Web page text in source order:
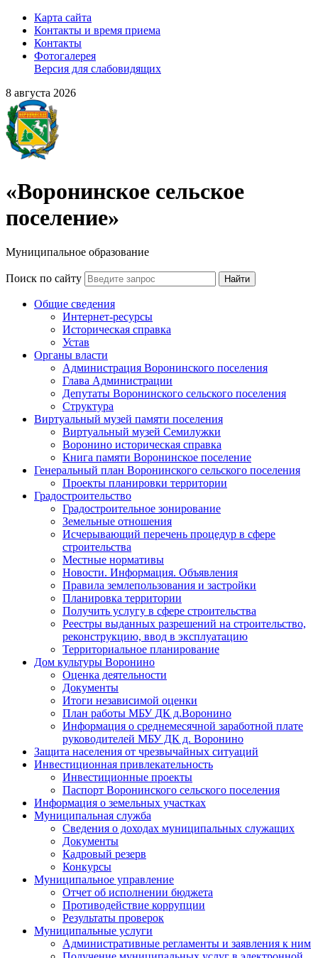
Карта сайта
Контакты и время приема
Контакты
Фотогалерея
Версия для слабовидящих
8 августа 2026
«Воронинское сельское
поселение»
Муниципальное образование
Поиск по сайту Найти
Общие сведения
Интернет-ресурсы
Историческая справка
Устав
Органы власти
Администрация Воронинского поселения
Глава Администрации
Депутаты Воронинского сельского поселения
Структура
Виртуальный музей памяти поселения
Виртуальный музей Семилужки
Воронино историческая справка
Книга памяти Воронинское поселение
Генеральный план Воронинского сельского поселения
Проекты планировки территории
Градостроительство
Градостроительное зонирование
Земельные отношения
Исчерывающий перечень процедур в сфере
строительства
Местные нормативы
Новости. Информация. Объявления
Правила землепользования и застройки
Планировка территории
Получить услугу в сфере строительства
Реестры выданных разрешений на строительство,
реконструкцию, ввод в эксплуатацию
Территориальное планирование
Дом культуры Воронино
Оценка деятельности
Документы
Итоги независимой оценки
План работы МБУ ДК д.Воронино
Информация о среднемесячной заработной плате
руководителей МБУ ДК д. Воронино
Защита населения от чрезвычайных ситуаций
Инвестиционная привлекательность
Инвестиционные проекты
Паспорт Воронинского сельского поселения
Информация о земельных участках
Муниципальная служба
Сведения о доходах муниципальных служащих
Документы
Кадровый резерв
Конкурсы
Муниципальное управление
Отчет об исполнении бюджета
Противодействие коррупции
Результаты проверок
Муниципальные услуги
Административные регламенты и заявления к ним